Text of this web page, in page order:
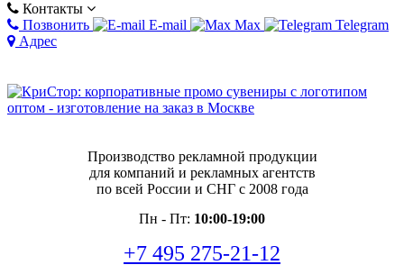
Контакты
Позвонить
E-mail Max
Telegram
Адрес
Производство рекламной продукции
для компаний и рекламных агентств
по всей России и СНГ с 2008 года
Пн - Пт: 10:00-19:00
+7 495 275-21-12